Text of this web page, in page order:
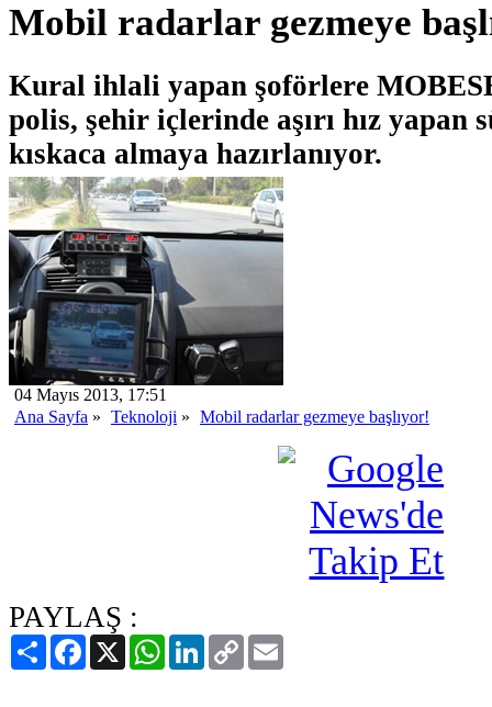
Mobil radarlar gezmeye
Kural ihlali yapan şoförlere
polis, şehir içlerinde aşırı hız yapan
kıskaca almaya hazırlanıyor.
04 Mayıs 2013, 17:51
Ana Sayfa » Teknoloji » Mobil radarlar gezmeye başlıyor!
PAYLAŞ :
PaylaşFacebook
X WhatsAppLinkedIn
Copy
Link